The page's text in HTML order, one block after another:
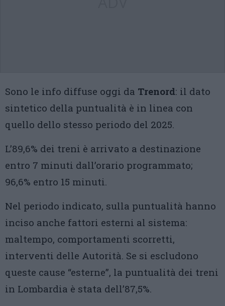
Sono le info diffuse oggi da Trenord: il dato
sintetico della puntualità è in linea con
quello dello stesso periodo del 2025.
L’89,6% dei treni è arrivato a destinazione
entro 7 minuti dall’orario programmato;
96,6% entro 15 minuti.
Nel periodo indicato, sulla puntualità hanno
inciso anche fattori esterni al sistema:
maltempo, comportamenti scorretti,
interventi delle Autorità. Se si escludono
queste cause “esterne”, la puntualità dei treni
in Lombardia è stata dell’87,5%.